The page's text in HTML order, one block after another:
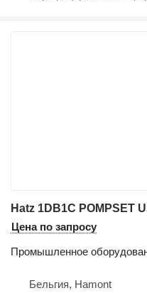
Hatz 1DB1C POMPSET
Цена по запросу
Промышленное
Бельгия, Hamont